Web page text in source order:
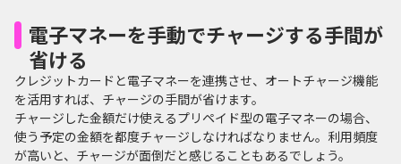
電子マネーを手動でチャージする手間が
省ける
クレジットカードと電子マネーを連携させ、オートチャージ機能
を活用すれば、チャージの手間が省けます。
チャージした金額だけ使えるプリペイド型の電子マネーの場合、
使う予定の金額を都度チャージしなければなりません。利用頻度
が高いと、チャージが面倒だと感じることもあるでしょう。